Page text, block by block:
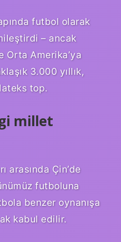
futbol olarak
– ancak
Orta Amerika’ya
3.000 yıllık,
top.
millet
arasında Çin’de
futboluna
benzer oynanışa
kabul edilir.